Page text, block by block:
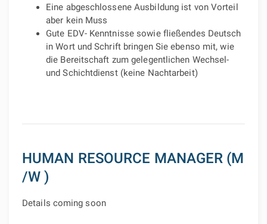
Eine abgeschlossene Ausbildung ist von Vorteil
aber kein Muss
Gute EDV- Kenntnisse sowie fließendes Deutsch
in Wort und Schrift bringen Sie ebenso mit, wie
die Bereitschaft zum gelegentlichen Wechsel-
und Schichtdienst (keine Nachtarbeit)
HUMAN RESOURCE MANAGER (M
/W )
Details coming soon